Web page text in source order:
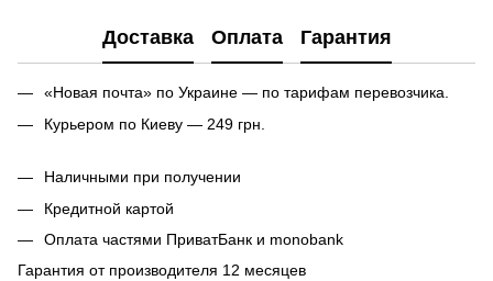
Доставка Оплата Гарантия
«Новая почта» по Украине — по тарифам перевозчика.
Курьером по Киеву — 249 грн.
Наличными при получении
Кредитной картой
Оплата частями ПриватБанк и monobank
Гарантия от производителя 12 месяцев